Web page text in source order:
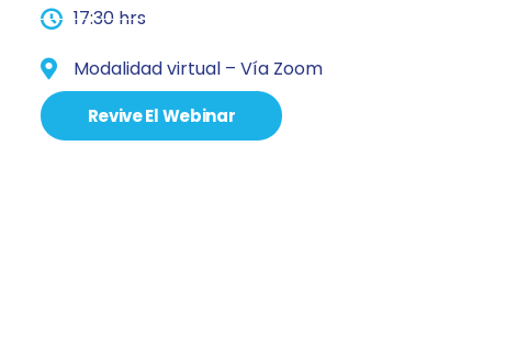
17:30 hrs
Modalidad virtual – Vía Zoom
Revive El Webinar